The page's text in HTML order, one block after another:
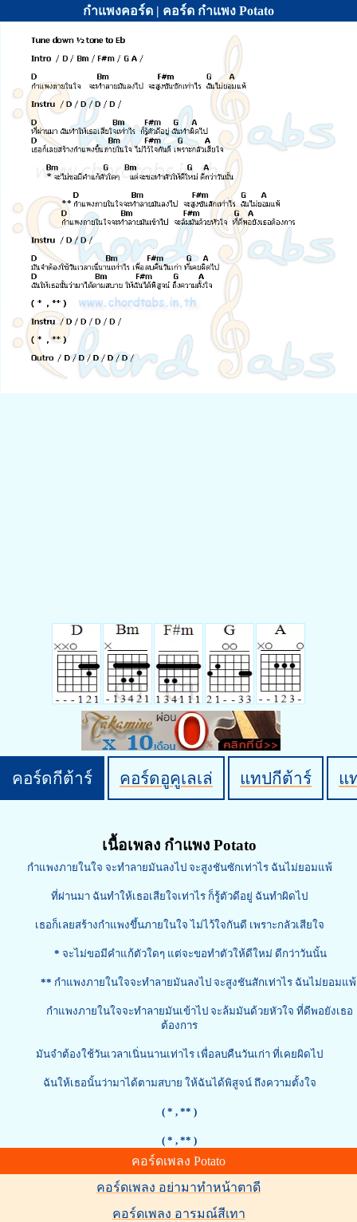
กำแพงคอร์ด | คอร์ด กำแพง Potato
คอร์ดกีต้าร์ คอร์ดอูคูเลเล่ แทปกีต้าร์ แ
เนื้อเพลง กำแพง Potato
กำแพงภายในใจ จะทำลายมันลงไป จะสูงชันซักเท่าไร ฉันไม่ยอมแพ้
ที่ผ่านมา ฉันทำให้เธอเสียใจเท่าไร ก็รู้ตัวดีอยู่ ฉันทำผิดไป
เธอก็เลยสร้างกำแพงขึ้นภายในใจ ไม่ไว้ใจกันดี เพราะกลัวเสียใจ
* จะไม่ขอมีคำแก้ตัวใดๆ แต่จะขอทำตัวให้ดีใหม่ ดีกว่าวันนั้น
** กำแพงภายในใจจะทำลายมันลงไป จะสูงชันสักเท่าไร ฉันไม่ยอมแพ้
กำแพงภายในใจจะทำลายมันเข้าไป จะล้มมันด้วยหัวใจ ที่ดีพอยังเธอ
ต้องการ
มันจำต้องใช้วันเวลาเนิ่นนานเท่าไร เพื่อลบคืนวันเก่า ที่เคยผิดไป
ฉันให้เธอนั้นว่ามาได้ตามสบาย ให้ฉันได้พิสูจน์ ถึงความตั้งใจ
( * , ** )
( * , ** )
คอร์ดเพลง Potato
คอร์ดเพลง อย่ามาทำหน้าตาดี
คอร์ดเพลง อารมณ์สีเทา